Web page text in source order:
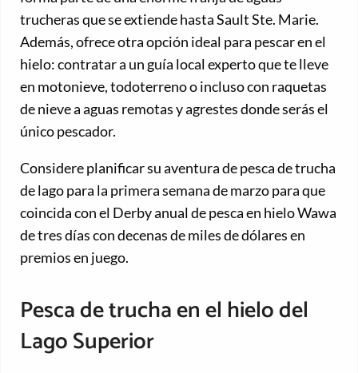
trucheras que se extiende hasta Sault Ste. Marie.
Además, ofrece otra opción ideal para pescar en el
hielo: contratar a un guía local experto que te lleve
en motonieve, todoterreno o incluso con raquetas
de nieve a aguas remotas y agrestes donde serás el
único pescador.
Considere planificar su aventura de pesca de trucha
de lago para la primera semana de marzo para que
coincida con el Derby anual de pesca en hielo Wawa
de tres días con decenas de miles de dólares en
premios en juego.
Pesca de trucha en el hielo del
Lago Superior